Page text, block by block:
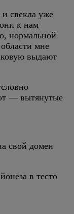
свекла уже
к нам
нормальной
мне
выдают
— вытянутые
свой домен
в тесто